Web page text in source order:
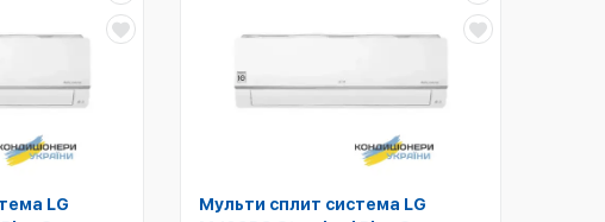
LG
Мульти сплит система LG